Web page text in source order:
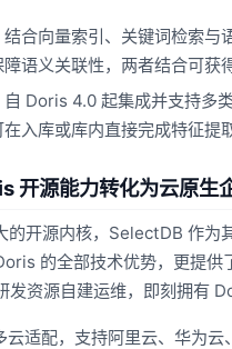
合向量索引、关键词检索
语义关联性，两者结合可获
自 Doris 4.0 起集成并支持多
入库或库内直接完成特征提
开源能力转化为云原生
开源内核，SelectDB 作为
的全部技术优势，更提
发资源自建运维，即刻拥有
云适配，支持阿里云、华为